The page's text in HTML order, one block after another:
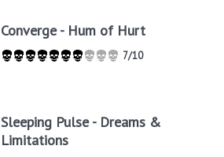
Converge - Hum of Hurt
7/10
Sleeping Pulse - Dreams &
Limitations